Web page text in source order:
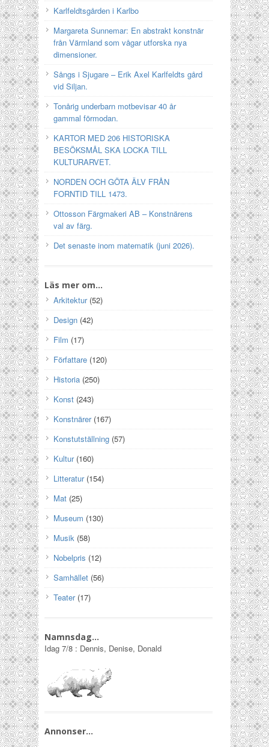
Karlfeldtsgården i Karlbo
Margareta Sunnemar: En abstrakt konstnär
från Värmland som vågar utforska nya
dimensioner.
Sångs i Sjugare – Erik Axel Karlfeldts gård
vid Siljan.
Tonårig underbarn motbevisar 40 år
gammal förmodan.
KARTOR MED 206 HISTORISKA
BESÖKSMÅL SKA LOCKA TILL
KULTURARVET.
NORDEN OCH GÖTA ÄLV FRÅN
FORNTID TILL 1473.
Ottosson Färgmakeri AB – Konstnärens
val av färg.
Det senaste inom matematik (juni 2026).
Läs mer om…
Arkitektur(52)
Design (42)
Film (17)
Författare (120)
Historia (250)
Konst (243)
Konstnärer(167)
Konstutställning (57)
Kultur(160)
Litteratur(154)
Mat (25)
Museum (130)
Musik (58)
Nobelpris (12)
Samhället (56)
Teater(17)
Namnsdag…
Idag 7/8 : Dennis, Denise, Donald
Annonser…